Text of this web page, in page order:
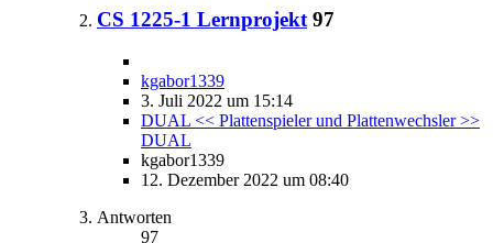
CS 1225-1 Lernprojekt 97
kgabor1339
3. Juli 2022 um 15:14
DUAL << Plattenspieler und Plattenwechsler >>
DUAL
kgabor1339
12. Dezember 2022 um 08:40
Antworten
97